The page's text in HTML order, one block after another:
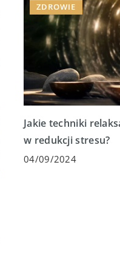
ZDROWIE
Jakie techniki
w redukcji stresu?
04/09/2024